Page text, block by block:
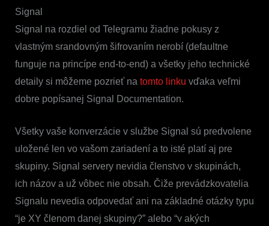
Signal
Signal na rozdiel od Telegramu žiadne pokusy z
vlastným srandovným šifrovaním nerobí (defaultne
funguje na princípe end-to-end) a všetky jeho technické
detaily si môžeme pozrieť na tomto linku vďaka veľmi
dobre popísanej Signal Documentation.
Všetky vaše konverzácie v službe Signal sú predvolene
uložené len vo vašom zariadení a to isté platí aj pre
skupiny. Signal servery nevidia členstvo v skupinách,
ich názov a už vôbec nie obsah. Čiže prevádzkovatelia
Signalu nevedia odpovedať ani na základné otázky typu
“je XY členom danej skupiny?” alebo “v akých